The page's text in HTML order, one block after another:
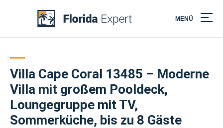
MENÜ
Skip
content
Villa Cape Coral 13485 – Moderne
Villa mit großem Pooldeck,
Loungegruppe mit TV,
Sommerküche, bis zu 8 Gäste